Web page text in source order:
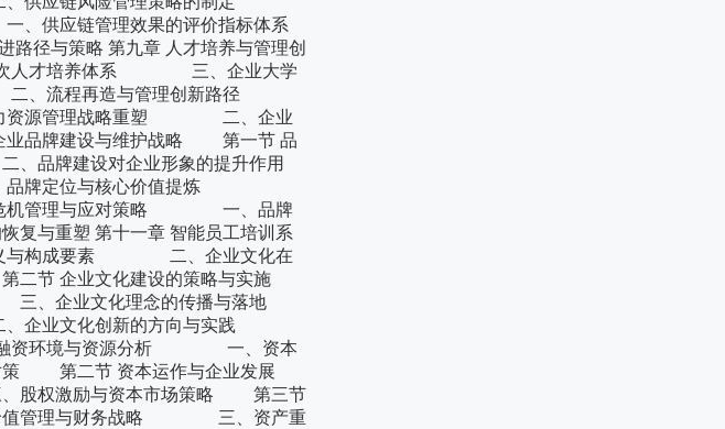
应链管理效果的评价指标体系
策略 第九章 人才培养与管理创
才培养体系 三、企业大学
、流程再造与管理创新路径
资源管理战略重塑 二、企业
品牌建设与维护战略 第一节 品
牌建设对企业形象的提升作用
品牌定位与核心价值提炼
机管理与应对策略 一、品牌
重塑 第十一章 智能员工培训系
与构成要素 二、企业文化在
节 企业文化建设的策略与实施
企业文化理念的传播与落地
企业文化创新的方向与实践
投融资环境与资源分析 一、资本
第二节 资本运作与企业发展
激励与资本市场策略 第三节
管理与财务战略 三、资产重